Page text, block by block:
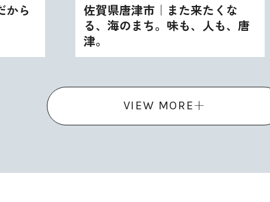
から
佐賀県唐津市｜また来たくな
る、海のまち。味も、人も、唐
津。
VIEW MORE